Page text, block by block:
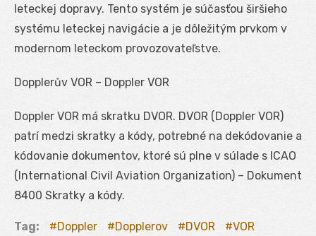
leteckej dopravy. Tento systém je súčasťou širšieho
systému leteckej navigácie a je dôležitým prvkom v
modernom leteckom provozovateľstve.
Dopplerův VOR – Doppler VOR
Doppler VOR má skratku DVOR. DVOR (Doppler VOR)
patrí medzi skratky a kódy, potrebné na dekódovanie a
kódovanie dokumentov, ktoré sú plne v súlade s ICAO
(International Civil Aviation Organization) – Dokument
8400 Skratky a kódy.
Tag: Doppler Dopplerov DVOR VOR